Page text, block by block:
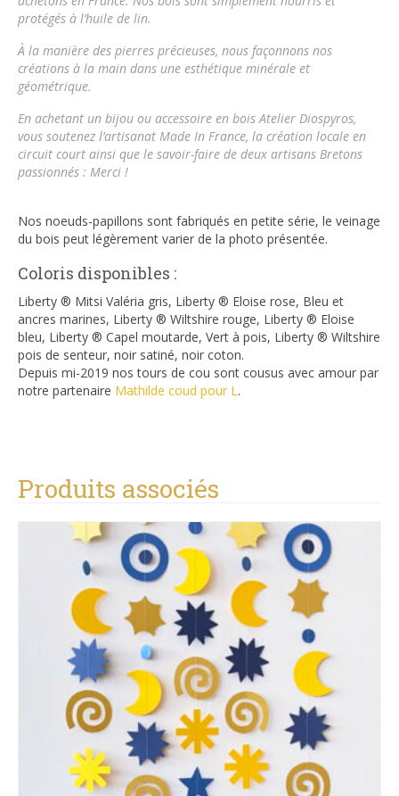
protégés à l’huile de lin.
À la manière des pierres précieuses, nous façonnons nos
créations à la main dans une esthétique minérale et
géométrique.
En achetant un bijou ou accessoire en boisAtelier Diospyros,
vous soutenez l’artisanat Made In France, la création locale en
circuit court ainsi que le savoir-faire de deux artisans Bretons
passionnés : Merci !
Nos noeuds-papillons sont fabriqués en petite série, le veinage
du bois peut légèrement varier de la photo présentée.
Coloris disponibles :
Liberty ® Mitsi Valéria gris, Liberty ® Eloise rose, Bleu et
ancres marines, Liberty ® Wiltshire rouge, Liberty ® Eloise
bleu, Liberty ® Capel moutarde, Vert à pois, Liberty ® Wiltshire
pois de senteur, noir satiné, noir coton.
Depuis mi-2019 nos tours de cou sont cousus avec amour par
notre partenaire Mathilde coud pour L.
Produits associés